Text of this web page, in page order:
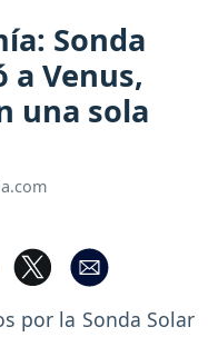
Sonda
a Venus,
una sola